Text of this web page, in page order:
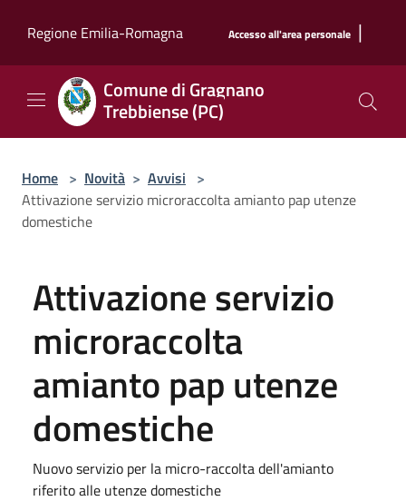
Regione Emilia-Romagna
Accesso all'area personale |
Comune di Gragnano
Trebbiense (PC)
Home > Novità > Avvisi >
Attivazione servizio microraccolta amianto pap utenze
domestiche
Attivazione servizio
microraccolta
amianto pap utenze
domestiche
Nuovo servizio per la micro-raccolta dell'amianto
riferito alle utenze domestiche